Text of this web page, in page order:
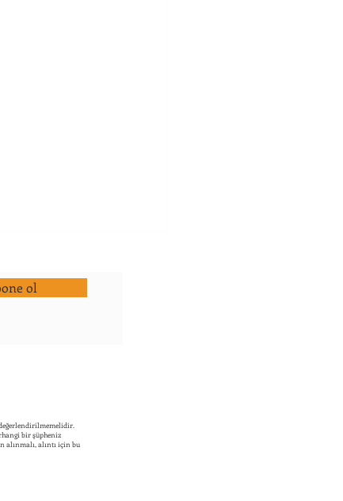
ol
bir şüpheniz
alınmalı, alıntı için bu